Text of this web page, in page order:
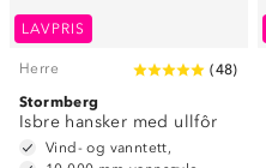
LAVPRIS
Herre (48)
Stormberg
Isbre hansker med ullfôr
Vind- og vanntett,